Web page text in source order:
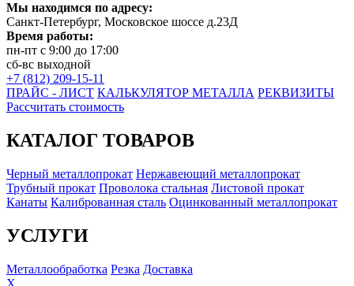
Мы находимся по адресу:
Санкт-Петербург, Московское шоссе д.23Д
Время работы:
пн-пт с 9:00 до 17:00
сб-вс выходной
+7 (812) 209-15-11
ПРАЙС - ЛИСТ КАЛЬКУЛЯТОР МЕТАЛЛА РЕКВИЗИТЫ
Рассчитать стоимость
КАТАЛОГ ТОВАРОВ
Черный металлопрокат Нержавеющий металлопрокат
Трубный прокат Проволока стальная Листовой прокат
Канаты Калиброванная сталь Оцинкованный металлопрокат
УСЛУГИ
Металлообработка Резка Доставка
X